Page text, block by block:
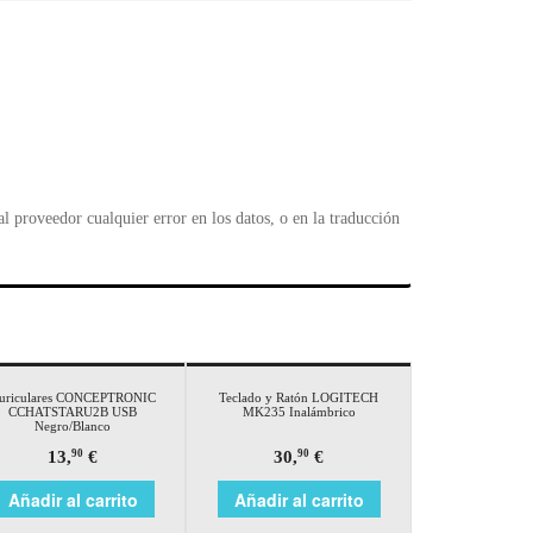
proveedor cualquier error en los datos, o en la traducción
CONCEPTRONIC
CCHATSTARU2B USB
Negro/Blanco
13,90 €
Añadir al carrito
Teclado y Ratón LOGITECH
MK235 Inalámbrico
30,90 €
Añadir al carrito